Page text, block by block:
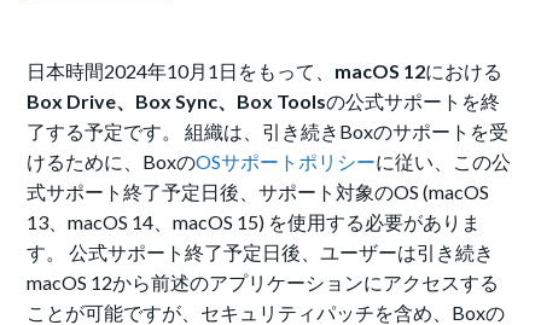
日本時間2024年10月1日をもって、 macOS 12における
Box Drive、Box Sync、Box Toolsの公式サポートを終
了する予定です。 組織は、引き続きBoxのサポートを受
けるために、BoxのOSサポートポリシーに従い、この公
式サポート終了予定日後、サポート対象のOS (macOS
13、macOS 14、macOS 15) を使用する必要がありま
す。 公式サポート終了予定日後、ユーザーは引き続き
macOS 12から前述のアプリケーションにアクセスする
ことが可能ですが、セキュリティパッチを含め、Boxの